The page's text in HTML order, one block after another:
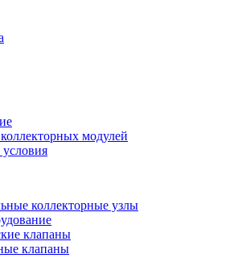
модулей
коллекторные узлы
клапаны
клапаны